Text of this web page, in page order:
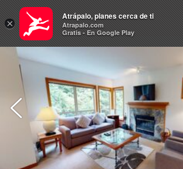
Hoteles
×
Atrápalo, planes cerca de ti
Atrapalo.com
Gratis - En Google Play